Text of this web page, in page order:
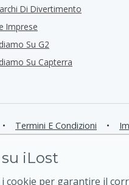
Di Divertimento
Imprese
Su G2
Su Capterra
• Termini E Condizioni •
iLost
cookie per garantire il